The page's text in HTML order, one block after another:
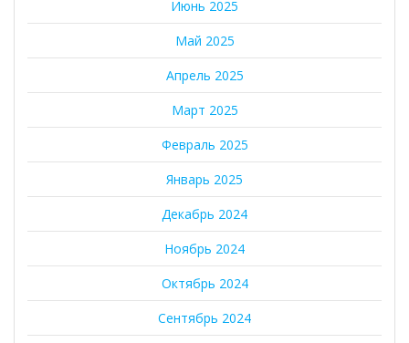
Июнь 2025
Май 2025
Апрель 2025
Март 2025
Февраль 2025
Январь 2025
Декабрь 2024
Ноябрь 2024
Октябрь 2024
Сентябрь 2024